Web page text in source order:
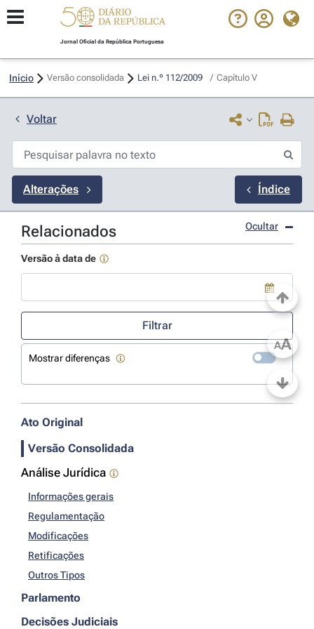
Jornal Oficial da República Portuguesa
Início Versão consolidada Lei n.º 112/2009 / Capítulo V
Voltar
Alterações Índice
Relacionados Ocultar
Versão à data de
Use a tecla de seta para baixo para abrir o calendário; Use as
Filtrar
Mostrar diferenças
Ato Original
Versão Consolidada
Análise Jurídica
Informações gerais
Regulamentação
Modificações
Retificações
Outros Tipos
Parlamento
Decisões Judiciais
AA